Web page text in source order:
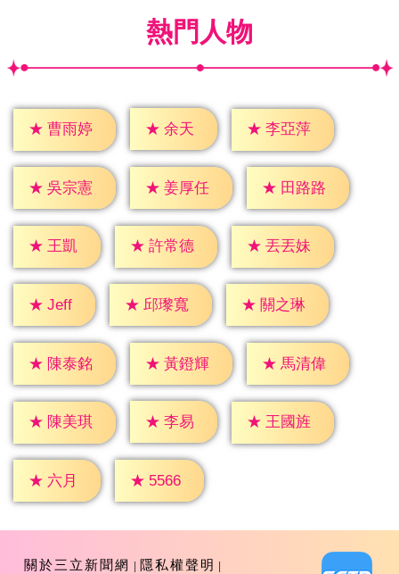
熱門人物
★ 曹雨婷 ★ 余天 ★ 李亞萍
★ 吳宗憲 ★ 姜厚任 ★ 田路路
★ 王凱 ★ 許常德 ★ 丟丟妹
★ Jeff ★ 邱瓈寬 ★ 關之琳
★ 陳泰銘 ★ 黃鐙輝 ★ 馬清偉
★ 陳美琪 ★ 李易 ★ 王國旌
★ 六月 ★ 5566
關於三立新聞網 隱私權聲明